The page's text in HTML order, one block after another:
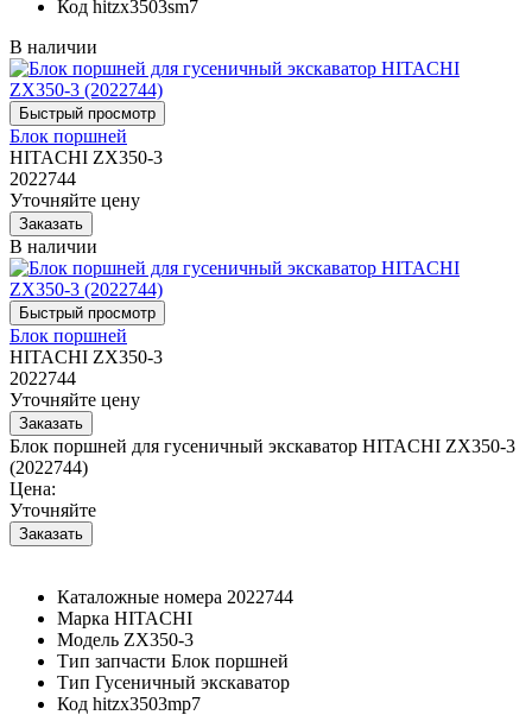
Код hitzx3503sm7
В наличии
Блок поршней
HITACHI ZX350-3
2022744
Уточняйте цену
В наличии
Блок поршней
HITACHI ZX350-3
2022744
Уточняйте цену
Блок поршней для гусеничный экскаватор HITACHI ZX350-3
(2022744)
Цена:
Уточняйте
Каталожные номера 2022744
Марка HITACHI
Модель ZX350-3
Тип запчасти Блок поршней
Тип Гусеничный экскаватор
Код hitzx3503mp7